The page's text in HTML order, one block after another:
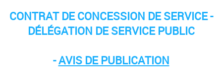
CONTRAT DE CONCESSION DE SERVICE -
DÉLÉGATION DE SERVICE PUBLIC
-AVIS DE PUBLICATION